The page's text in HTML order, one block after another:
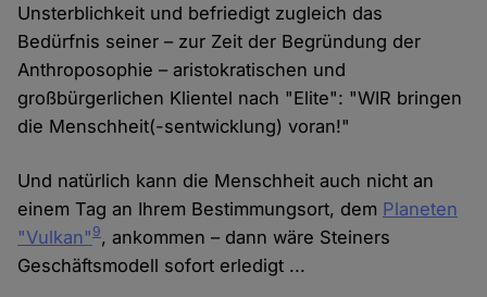
Unsterblichkeit und befriedigt zugleich das
Bedürfnis seiner – zur Zeit der Begründung der
Anthroposophie – aristokratischen und
großbürgerlichen Klientel nach "Elite": "WIR bringen
die Menschheit(-sentwicklung) voran!"
Und natürlich kann die Menschheit auch nicht an
einem Tag an Ihrem Bestimmungsort, dem Planeten
"Vulkan"9, ankommen – dann wäre Steiners
Geschäftsmodell sofort erledigt ...